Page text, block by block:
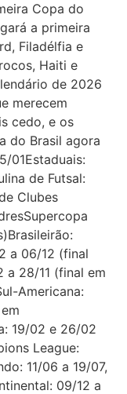
Copa do
a primeira
Filadélfia e
Haiti e
de 2026
merecem
cedo, e os
do Brasil agora
01Estaduais:
de Futsal:
Clubes
a 06/12 (final
28/11 (final em
Americana:
19/02 e 26/02
League:
11/06 a 19/07,
09/12 a